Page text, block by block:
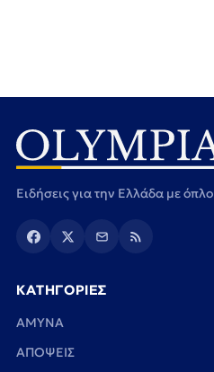
Ειδήσεις για την Ελλάδα με
ΚΑΤΗΓΟΡΙΕΣ
ΑΜΥΝΑ
ΑΠΟΨΕΙΣ